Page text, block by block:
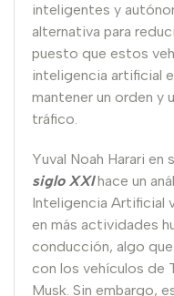
inteligentes y
alternativa para
puesto que estos
inteligencia artificial
mantener un orden y
tráfico.
Yuval Noah Harari en
siglo XXIhace un
Inteligencia Artificial
en más actividades
conducción, algo
con los vehículos de
Musk. Sin embargo,